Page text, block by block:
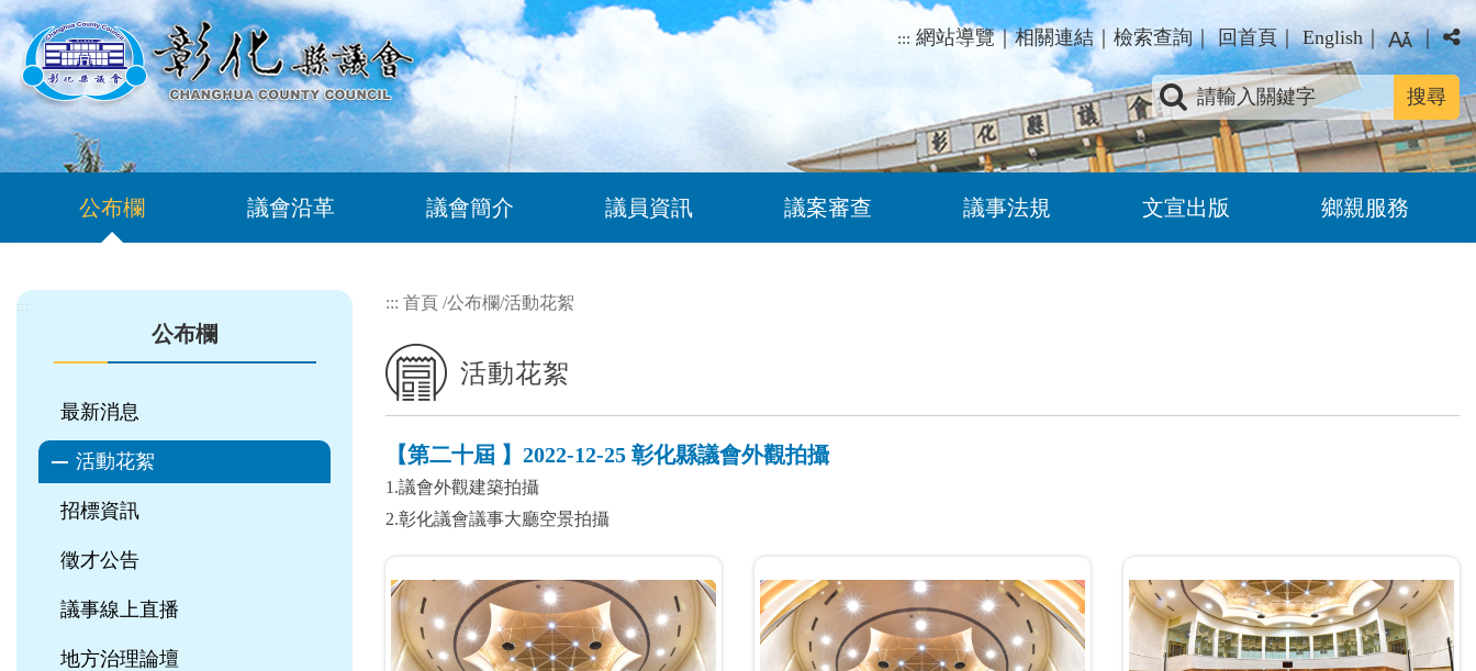
跳到主要內容區塊
::: 網站導覽｜相關連結 ｜ 檢索查詢｜回首頁｜English ｜ ｜
關鍵字查詢
公布欄 議會沿革 議會簡介 議員資訊 議案審查 議事法規 文宣出版 鄉親服務
:::
公布欄
最新消息
活動花絮
招標資訊
徵才公告
議事線上直播
地方治理論壇
::: 首頁 /公布欄/活動花絮
活動花絮
【第二十屆 】2022-12-25 彰化縣議會外觀拍攝
1.議會外觀建築拍攝
2.彰化議會議事大廳空景拍攝